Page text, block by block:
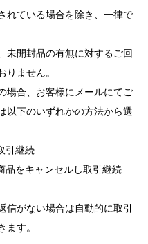
れている場合を除き、一律で
未開封品の有無に対するご回
ません。
場合、お客様にメールにてご
以下のいずれかの方法から選
引継続
品をキャンセルし取引継続
信がない場合は自動的に取引
す。